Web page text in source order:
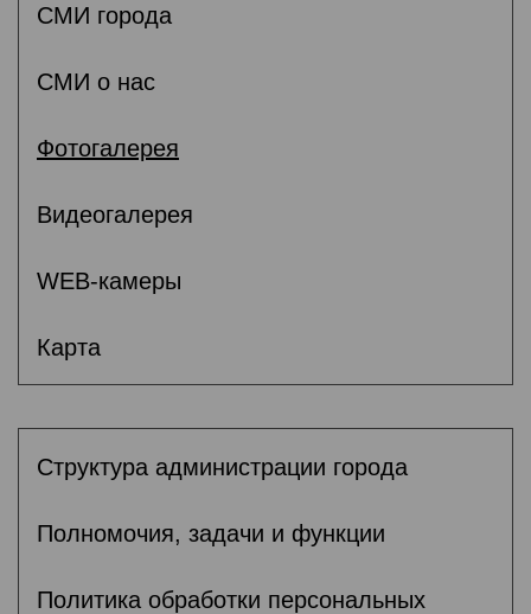
СМИ города
СМИ о нас
Фотогалерея
Видеогалерея
WEB-камеры
Карта
Структура администрации города
Полномочия, задачи и функции
Политика обработки персональных